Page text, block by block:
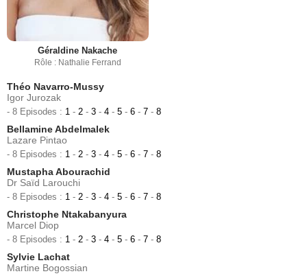
Géraldine Nakache
Rôle : Nathalie Ferrand
Théo Navarro-Mussy
Igor Jurozak
- 8 Episodes : 1 - 2 - 3 - 4 - 5 - 6 - 7 - 8
Bellamine Abdelmalek
Lazare Pintao
- 8 Episodes : 1 - 2 - 3 - 4 - 5 - 6 - 7 - 8
Mustapha Abourachid
Dr Saïd Larouchi
- 8 Episodes : 1 - 2 - 3 - 4 - 5 - 6 - 7 - 8
Christophe Ntakabanyura
Marcel Diop
- 8 Episodes : 1 - 2 - 3 - 4 - 5 - 6 - 7 - 8
Sylvie Lachat
Martine Bogossian